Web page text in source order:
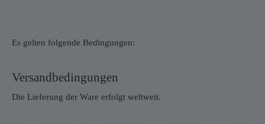
Es gelten folgende Bedingungen:
Versandbedingungen
Die Lieferung der Ware erfolgt weltweit.